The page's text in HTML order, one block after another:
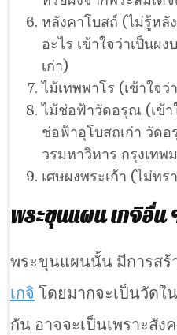
หลังคาโบสถ์ (ไม่รู้หลั
อะไร เข้าใจว่าเป็นผ
เก่า)
ไม้เทพพาโร (เข้าใจว่
ไม้ช่อฟ้าวัดอรุณ (เข้า
ช่อฟ้าอุโบสถเก่า วัด
วรมหาวิหาร กรุงเทพ
เศษผงพระเก้า (ไม่ทร
พระขุนแผน เกจิอื่น
พระขุนแผนนั้น มีการสร้
เกจิ โดยมากจะเป็นวัดใ
กัน อาจจะเป็นเพราะสั